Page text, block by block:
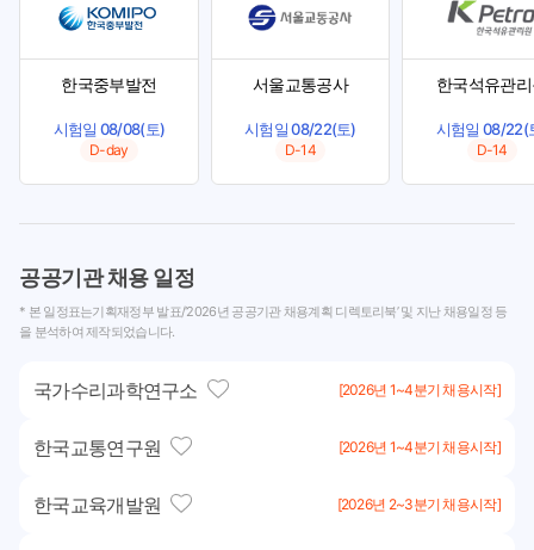
한국중부발전
시험일 08/08(토)
D-day
서울교통공사
시험일 08/22(토)
D-14
한국석유관
시험일 08/22(
D-14
공공기관 채용 일정
* 본 일정표는기획재정부 발표/‘2026년 공공기관 채용계획 디렉토리북’ 및 지난 채용일정 등
을 분석하여 제작되었습니다.
국가수리과학연구소 [2026년 1~4분기 채용시작]
한국교통연구원 [2026년 1~4분기 채용시작]
한국교육개발원 [2026년 2~3분기 채용시작]